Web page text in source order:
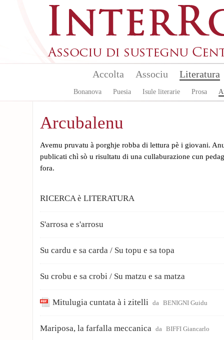
Accolta Associu Literatura
Bonanova Puesia Isule literarie Prosa
Arcubalenu
Avemu pruvatu à porghje robba di lettura pè i giovani.
publicati chì sò u risultatu di una cullaburazione cun
fora.
RICERCA è LITERATURA
S'arrosa e s'arrosu
Su cardu e sa carda / Su topu e sa topa
Su crobu e sa crobi / Su matzu e sa matza
Mitulugia cuntata à i zitelli da BENIGNI Guidu
Mariposa, la farfalla meccanica da BIFFI Giancarlo